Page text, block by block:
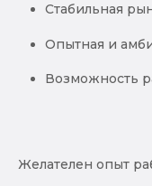
Стабильная
Опытная и
Возможность
Желателен опыт